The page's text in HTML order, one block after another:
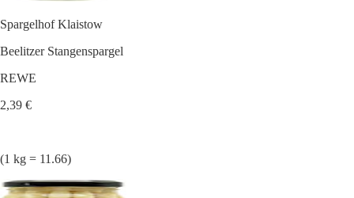
Spargelhof Klaistow
Beelitzer Stangenspargel
REWE
2,39 €
(1 kg = 11.66)